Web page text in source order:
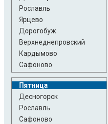
Рославль
Ярцево
Дорогобуж
Верхнеднепровский
Кардымово
Сафоново
Пятница
Десногорск
Рославль
Сафоново